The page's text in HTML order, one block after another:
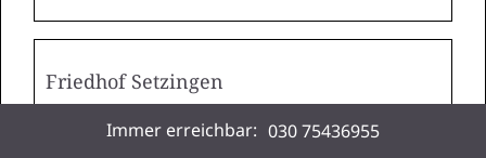
Friedhof Setzingen
📍 Kirchstraße, 89129
Immer erreichbar: 030 75436955